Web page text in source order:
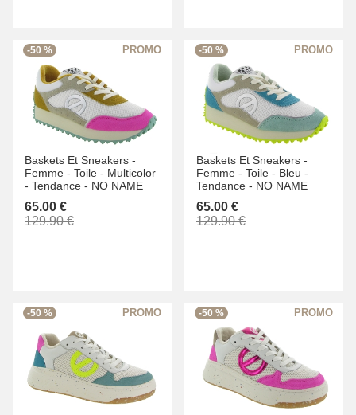
-50 %
Baskets Et Sneakers -
Femme - Toile - Multicolor
- Tendance - NO NAME
65.00 €
129.90 €
-50 %
Baskets Et Sneakers -
Femme - Toile - Bleu -
Tendance - NO NAME
65.00 €
129.90 €
-50 % -50 %